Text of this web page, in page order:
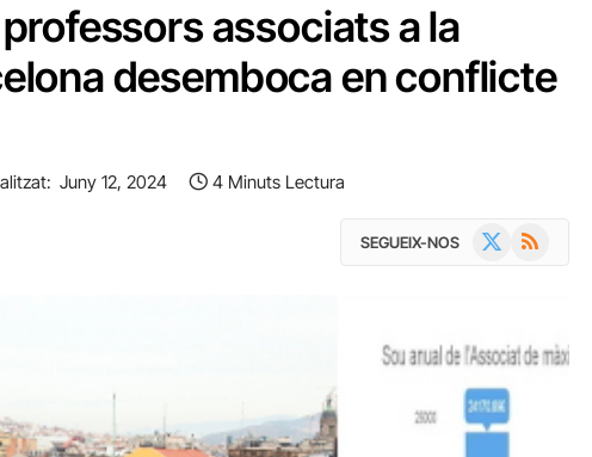
associats a la
desemboca en conflicte
Juny 12, 2024 4 Minuts Lectura
SEGUEIX-NOS RSS